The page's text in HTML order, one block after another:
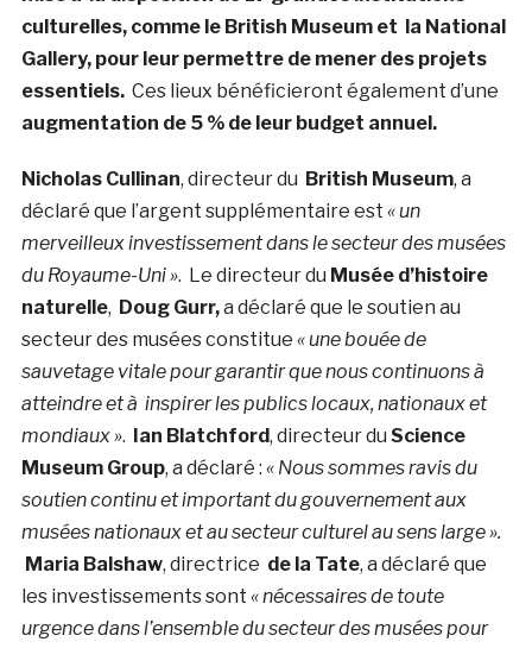
culturelles, comme le British Museum et la National
Gallery, pour leur permettre de mener des projets
essentiels. Ces lieux bénéficieront également d’une
augmentation de 5 % de leur budget annuel.
Nicholas Cullinan, directeur du British Museum, a
déclaré que l’argent supplémentaire est « un
merveilleux investissement dans le secteur des musées
du Royaume-Uni ». Le directeur du Musée d’histoire
naturelle, Doug Gurr,a déclaré que le soutien au
secteur des musées constitue « une bouée de
sauvetage vitale pour garantir que nous continuons à
atteindre et à inspirer les publics locaux, nationaux et
mondiaux ». Ian Blatchford, directeur du Science
Museum Group, a déclaré : « Nous sommes ravis du
soutien continu et important du gouvernement aux
musées nationaux et au secteur culturel au sens large ».
Maria Balshaw, directrice de la Tate, a déclaré que
les investissements sont « nécessaires de toute
urgence dans l’ensemble du secteur des musées pour